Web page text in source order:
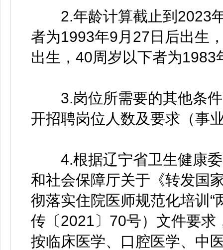
2.年龄计算截止到2023年
者为1993年9月27日后出生
出生，40周岁以下者为1983
3.岗位所需要的其他条件
开招聘岗位人数及要求（事
4.根据辽宁省卫生健康委
和社会保障厅关于《转发国
彻落实住院医师规范化培训“
传〔2021〕70号）文件要求
按临床医学、口腔医学、中